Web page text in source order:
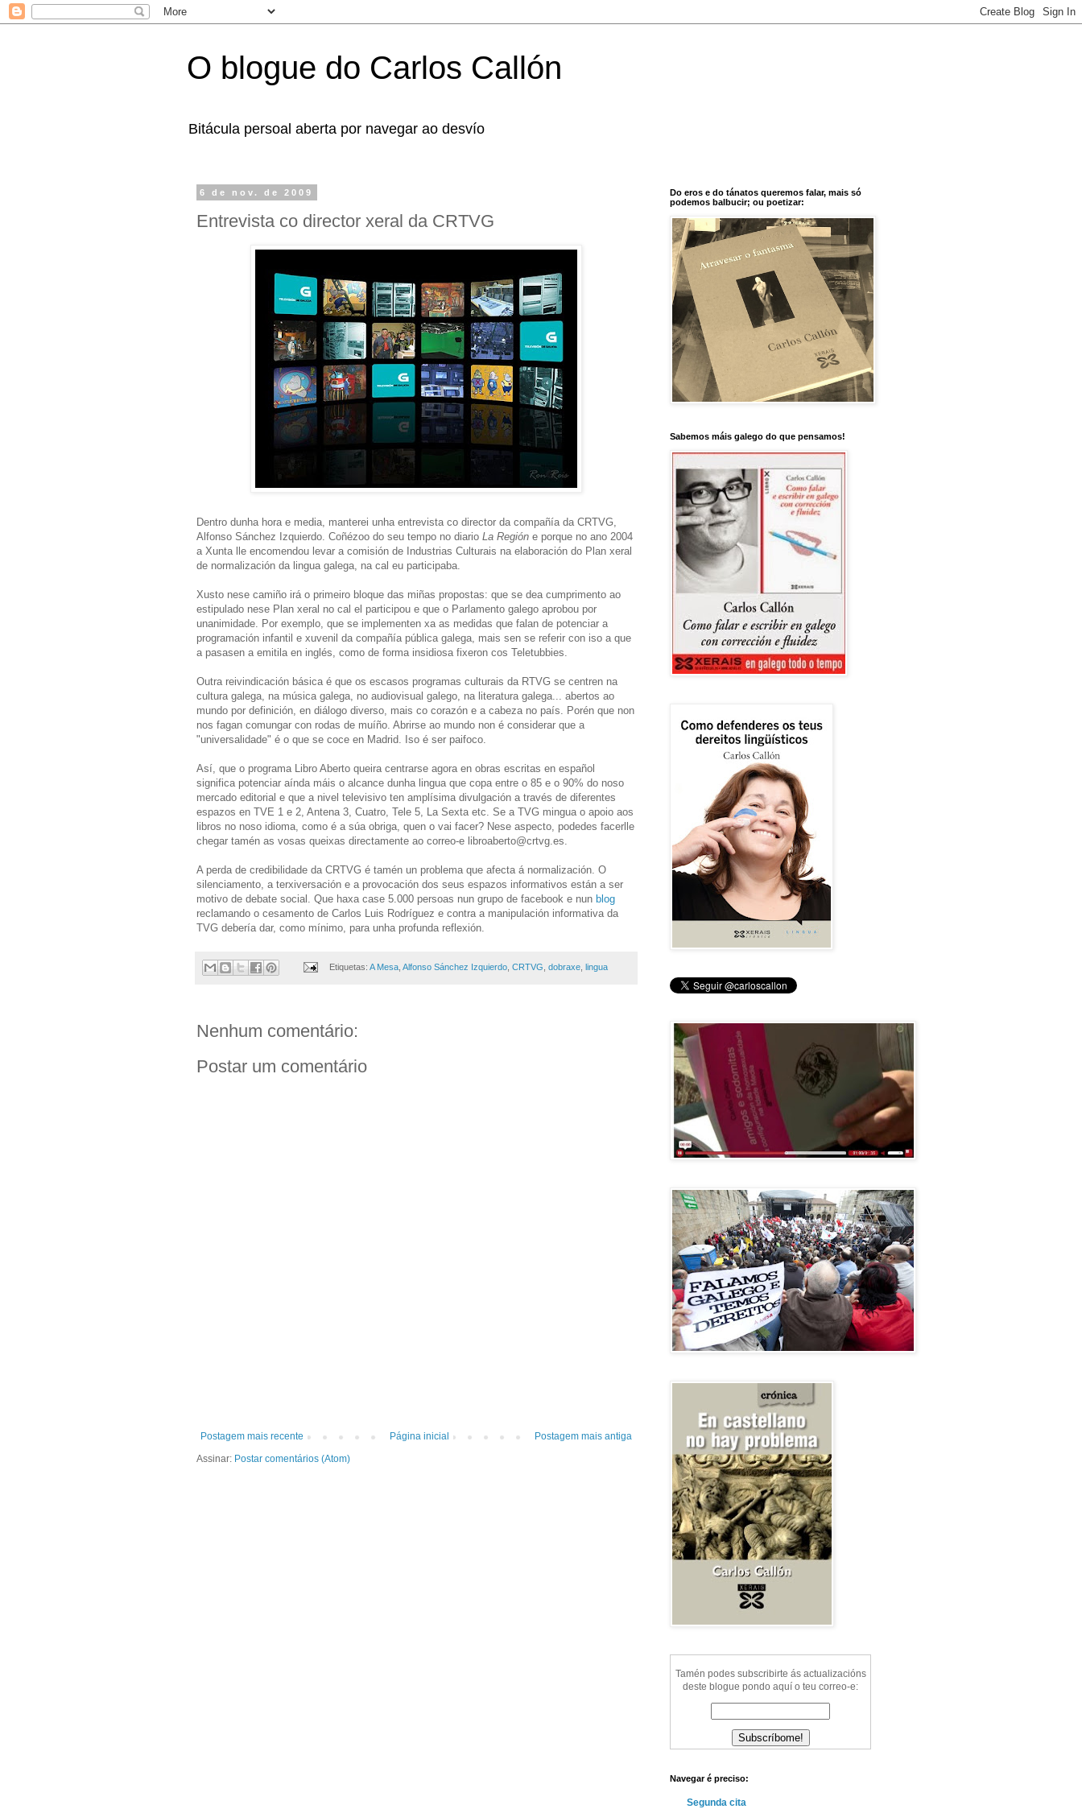
O blogue do Carlos Callón
Bitácula persoal aberta por navegar ao desvío
6 de nov. de 2009
Entrevista co director xeral da CRTVG
Dentro dunha hora e media, manterei unha entrevista co director da compañía da CRTVG,
Alfonso Sánchez Izquierdo. Coñézoo do seu tempo no diario La Región e porque no ano 2004
a Xunta lle encomendou levar a comisión de Industrias Culturais na elaboración do Plan xeral
de normalización da lingua galega, na cal eu participaba.
Xusto nese camiño irá o primeiro bloque das miñas propostas: que se dea cumprimento ao
estipulado nese Plan xeral no cal el participou e que o Parlamento galego aprobou por
unanimidade. Por exemplo, que se implementen xa as medidas que falan de potenciar a
programación infantil e xuvenil da compañía pública galega, mais sen se referir con iso a que
a pasasen a emitila en inglés, como de forma insidiosa fixeron cos Teletubbies.
Outra reivindicación básica é que os escasos programas culturais da RTVG se centren na
cultura galega, na música galega, no audiovisual galego, na literatura galega... abertos ao
mundo por definición, en diálogo diverso, mais co corazón e a cabeza no país. Porén que non
nos fagan comungar con rodas de muíño. Abrirse ao mundo non é considerar que a
"universalidade" é o que se coce en Madrid. Iso é ser paifoco.
Así, que o programa Libro Aberto queira centrarse agora en obras escritas en español
significa potenciar aínda máis o alcance dunha lingua que copa entre o 85 e o 90% do noso
mercado editorial e que a nivel televisivo ten amplísima divulgación a través de diferentes
espazos en TVE 1 e 2, Antena 3, Cuatro, Tele 5, La Sexta etc. Se a TVG mingua o apoio aos
libros no noso idioma, como é a súa obriga, quen o vai facer? Nese aspecto, podedes facerlle
chegar tamén as vosas queixas directamente ao correo-e libroaberto@crtvg.es.
A perda de credibilidade da CRTVG é tamén un problema que afecta á normalización. O
silenciamento, a terxiversación e a provocación dos seus espazos informativos están a ser
motivo de debate social. Que haxa case 5.000 persoas nun grupo de facebook e nun blog
reclamando o cesamento de Carlos Luis Rodríguez e contra a manipulación informativa da
TVG debería dar, como mínimo, para unha profunda reflexión.
Etiquetas: A Mesa, Alfonso Sánchez Izquierdo, CRTVG dobraxe, lingua
Nenhum comentário:
Postar um comentário
Postagem mais recente Postagem mais antiga
Página inicial
Assinar: Postar comentários (Atom)
Do eros e do tánatos queremos falar, mais só
podemos balbucir; ou poetizar:
Sabemos máis galego do que pensamos!
Tamén podes subscribirte ás actualizacións
deste blogue pondo aquí o teu correo-e:
Navegar é preciso:
Segunda cita